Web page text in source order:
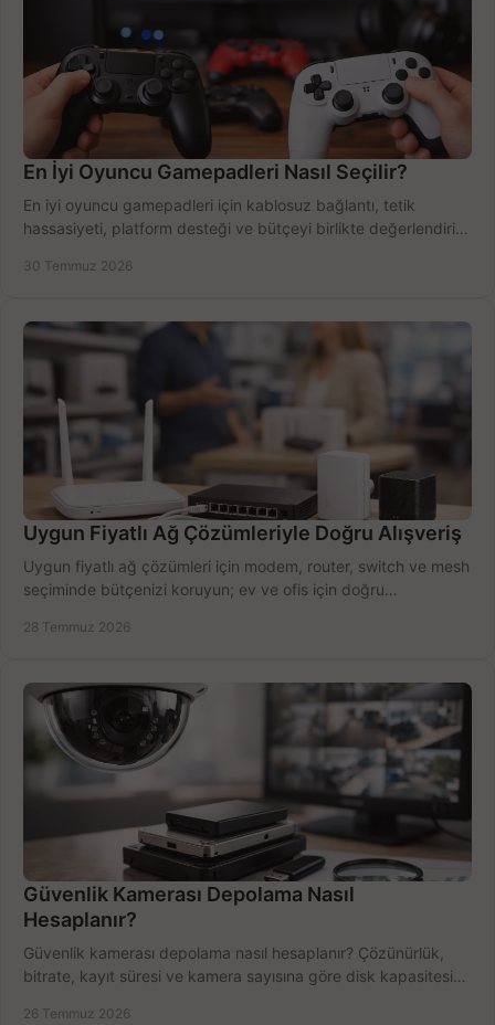
En İyi Oyuncu Gamepadleri Nasıl Seçilir?
En iyi oyuncu gamepadleri için kablosuz bağlantı, tetik
hassasiyeti, platform desteği ve bütçeyi birlikte değerlendirin;
30 Temmuz 2026
Uygun Fiyatlı Ağ Çözümleriyle Doğru Alışveriş
Uygun fiyatlı ağ çözümleri için modem, router, switch ve mesh
seçiminde bütçenizi koruyun; ev ve ofis için doğru
28 Temmuz 2026
Güvenlik Kamerası Depolama Nasıl
Hesaplanır?
Güvenlik kamerası depolama nasıl hesaplanır? Çözünürlük,
bitrate, kayıt süresi ve kamera sayısına göre disk kapasitesini
26 Temmuz 2026